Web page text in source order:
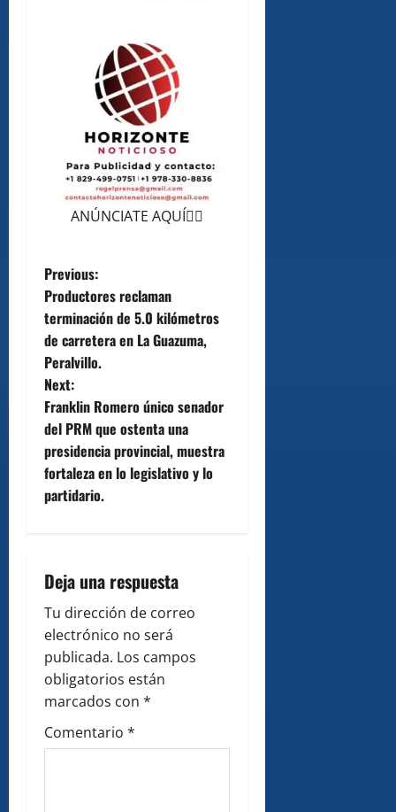
ANÚNCIATE AQUÍ👆🏻
P
o
s
t
n
a
v
g
a
t
i
o
Previous:
Productores reclaman
terminación de 5.0 kilómetros
de carretera en La Guazuma,
Peralvillo.
Next:
Franklin Romero único senador
del PRM que ostenta una
presidencia provincial, muestra
fortaleza en lo legislativo y lo
partidario.
Deja una respuesta
Tu dirección de correo
electrónico no será
publicada. Los campos
obligatorios están
marcados con *
Comentario *